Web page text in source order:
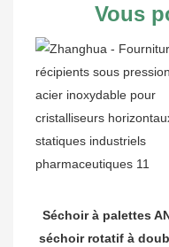
Vous
Séchoir à palettes
séchoir rotatif à